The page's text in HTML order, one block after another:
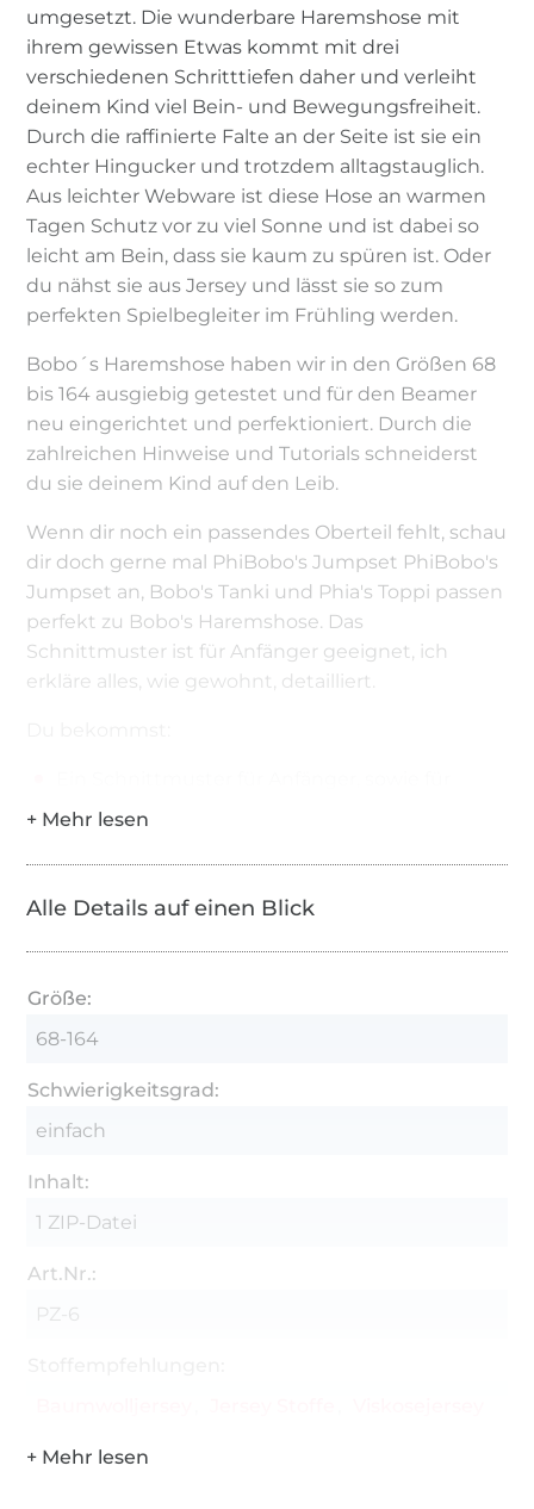
umgesetzt. Die wunderbare Haremshose mit
ihrem gewissen Etwas kommt mit drei
verschiedenen Schritttiefen daher und verleiht
deinem Kind viel Bein- und Bewegungsfreiheit.
Durch die raffinierte Falte an der Seite ist sie ein
echter Hingucker und trotzdem alltagstauglich.
Aus leichter Webware ist diese Hose an warmen
Tagen Schutz vor zu viel Sonne und ist dabei so
leicht am Bein, dass sie kaum zu spüren ist. Oder
du nähst sie aus Jersey und lässt sie so zum
perfekten Spielbegleiter im Frühling werden.
Bobo´s Haremshose haben wir in den Größen 68
bis 164 ausgiebig getestet und für den Beamer
neu eingerichtet und perfektioniert. Durch die
zahlreichen Hinweise und Tutorials schneiderst
du sie deinem Kind auf den Leib.
Wenn dir noch ein passendes Oberteil fehlt, schau
dir doch gerne mal PhiBobo's Jumpset PhiBobo's
Jumpset an, Bobo's Tanki und Phia's Toppi passen
perfekt zu Bobo's Haremshose. Das
Schnittmuster ist für Anfänger geeignet, ich
erkläre alles, wie gewohnt, detailliert.
fortgeschrittene Anfänger in den Größen 68-
Die Haremshose in drei verschiedenen
Schritthöhen (tief, mittel, hoch)
je Schritthöhe gibt es die Version mit und
verschiedene Bündchen zur Auswahl:
(überlappender Bund, normaler, schmaler)
mit Ebenendruck und optional einblendbarer
anbringen, etc..)
Das Lookbook
mit Beamerdatei, A4- und A0-Datei.
Alle Details auf einen Blick
Größe:
68-164
Schwierigkeitsgrad:
einfach
Inhalt:
1 ZIP-Datei
Art.Nr.:
PZ-6